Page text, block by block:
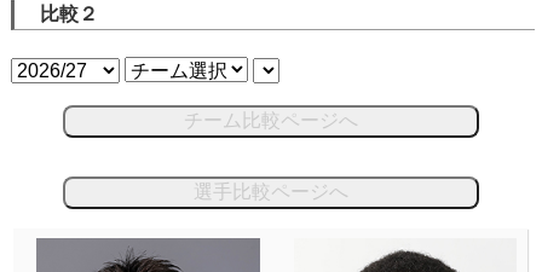
比較２
チーム比較ページへ
選手比較ページへ